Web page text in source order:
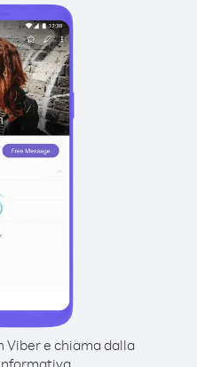
Viber e chiama dalla